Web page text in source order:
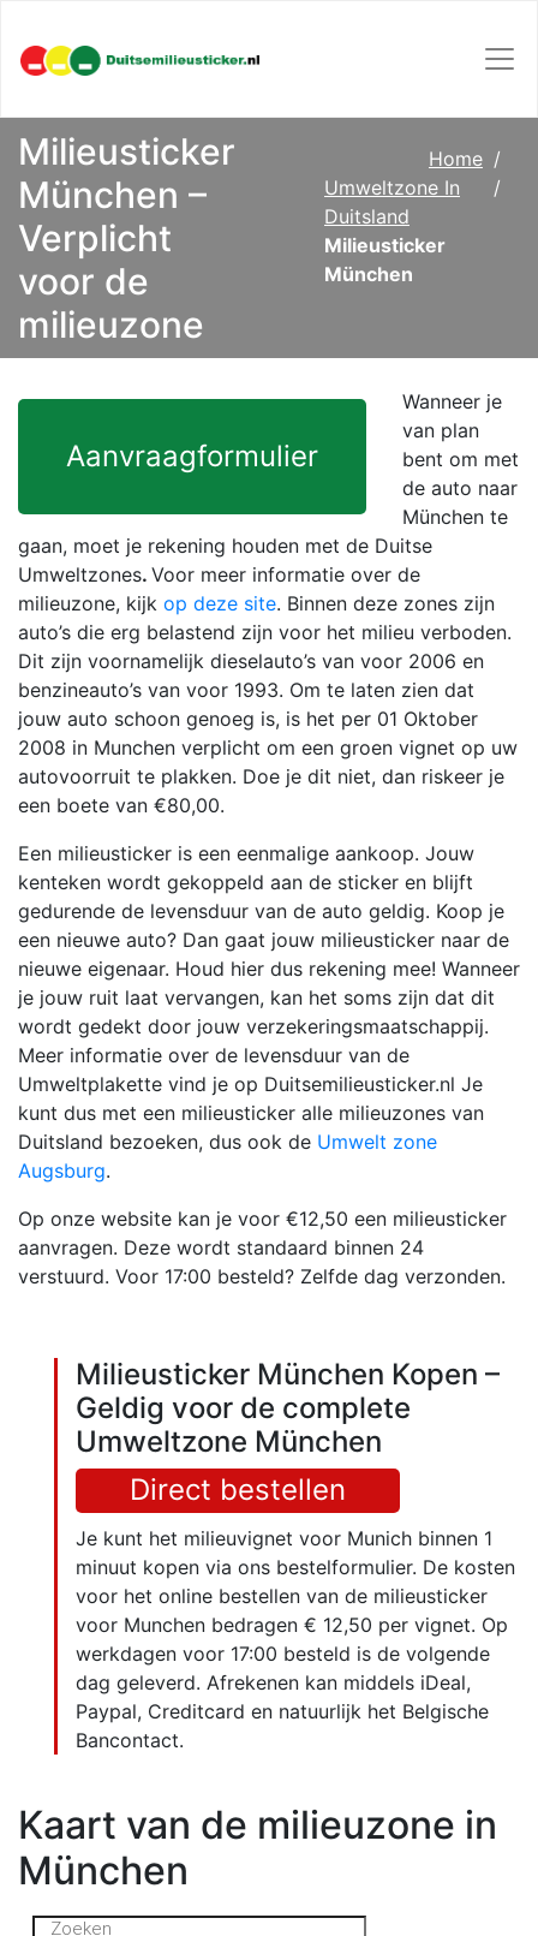
Milieusticker
München –
Verplicht
voor de
milieuzone
Home
Umweltzone In
Duitsland
Milieusticker
München
Aanvraagformulier
Wanneer je
van plan
bent om met
de auto naar
München te
gaan, moet je rekening houden met de Duitse
Umweltzones. Voor meer informatie over de
milieuzone, kijk op deze site. Binnen deze zones zijn
auto’s die erg belastend zijn voor het milieu verboden.
Dit zijn voornamelijk dieselauto’s van voor 2006 en
benzineauto’s van voor 1993. Om te laten zien dat
jouw auto schoon genoeg is, is het per 01 Oktober
2008 in Munchen verplicht om een groen vignet op uw
autovoorruit te plakken. Doe je dit niet, dan riskeer je
een boete van €80,00.
Een milieusticker is een eenmalige aankoop. Jouw
kenteken wordt gekoppeld aan de sticker en blijft
gedurende de levensduur van de auto geldig. Koop je
een nieuwe auto? Dan gaat jouw milieusticker naar de
nieuwe eigenaar. Houd hier dus rekening mee! Wanneer
je jouw ruit laat vervangen, kan het soms zijn dat dit
wordt gedekt door jouw verzekeringsmaatschappij.
Meer informatie over de levensduur van de
Umweltplakette vind je op Duitsemilieusticker.nl Je
kunt dus met een milieusticker alle milieuzones van
Duitsland bezoeken, dus ook de Umwelt zone
Augsburg.
Op onze website kan je voor €12,50 een milieusticker
aanvragen. Deze wordt standaard binnen 24
verstuurd. Voor 17:00 besteld? Zelfde dag verzonden.
Milieusticker München Kopen –
Geldig voor de complete
Umweltzone München
Direct bestellen
Je kunt het milieuvignet voor Munich binnen 1
minuut kopen via ons bestelformulier. De kosten
voor het online bestellen van de milieusticker
voor Munchen bedragen € 12,50 per vignet. Op
werkdagen voor 17:00 besteld is de volgende
dag geleverd. Afrekenen kan middels iDeal,
Paypal, Creditcard en natuurlijk het Belgische
Bancontact.
Kaart van de milieuzone in
München